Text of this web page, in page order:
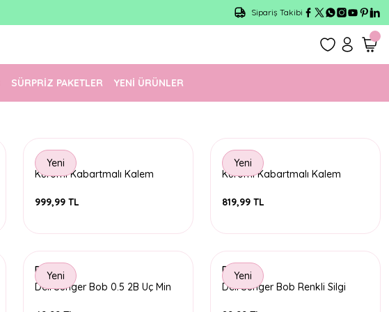
Sipariş Takibi
SÜRPRİZ PAKETLER YENİ ÜRÜNLER
Yeni
Kuromi Kabartmalı Kalem
999,99 TL
Yeni
Kuromi Kabartmalı Kalem
819,99 TL
Yeni
Deli
Deli Sünger Bob 0.5 2B Uç Min
Yeni
Deli
Deli Sünger Bob Renkli Silgi